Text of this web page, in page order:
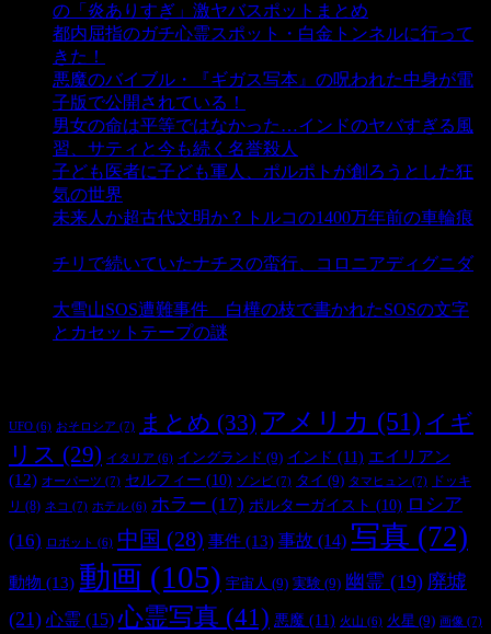
の「炎ありすぎ」激ヤバスポットまとめ
都内屈指のガチ心霊スポット・白金トンネルに行って
きた！
悪魔のバイブル・『ギガス写本』の呪われた中身が電
子版で公開されている！
男女の命は平等ではなかった…インドのヤバすぎる風
習、サティと今も続く名誉殺人
子ども医者に子ども軍人、ポルポトが創ろうとした狂
気の世界
未来人か超古代文明か？トルコの1400万年前の車輪痕
チリで続いていたナチスの蛮行、コロニアディグニダ
大雪山SOS遭難事件 白樺の枝で書かれたSOSの文字
とカセットテープの謎
UFO (6) おそロシア (7) まとめ (33) アメリカ (51) イギ
リス (29) イタリア (6) イングランド (9) インド (11) エイリアン
(12) オーパーツ (7) セルフィー (10) ゾンビ (7) タイ (9) タマヒュン (7)
ドッキ
リ (8) ネコ (7) ホテル (6) ホラー (17) ポルターガイスト (10) ロシア
(16)
ロボット (6) 中国 (28) 事件 (13) 事故 (14) 写真 (72)
動物 (13) 動画 (105) 宇宙人 (9) 実験 (9) 幽霊 (19) 廃墟
(21) 心霊 (15) 心霊写真 (41) 悪魔 (11) 火山 (6) 火星 (9) 画像 (7)